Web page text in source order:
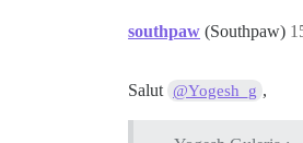
southpaw (Southpaw)
Salut @Yogesh_g ,